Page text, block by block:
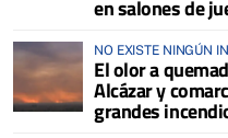
en salones de
NO EXISTE NINGÚN
COMARCA
El olor a
Alcázar y
grandes